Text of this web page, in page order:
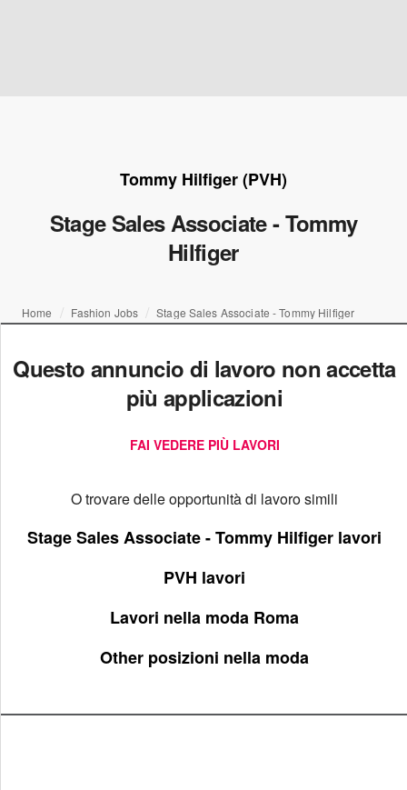
Tommy Hilfiger (PVH)
Stage Sales Associate - Tommy
Hilfiger
Home Fashion Jobs Stage Sales Associate - Tommy Hilfiger
Questo annuncio di lavoro non accetta
più applicazioni
FAI VEDERE PIÙ LAVORI
O trovare delle opportunità di lavoro simili
Stage Sales Associate - Tommy Hilfiger lavori
PVH lavori
Lavori nella moda Roma
Other posizioni nella moda